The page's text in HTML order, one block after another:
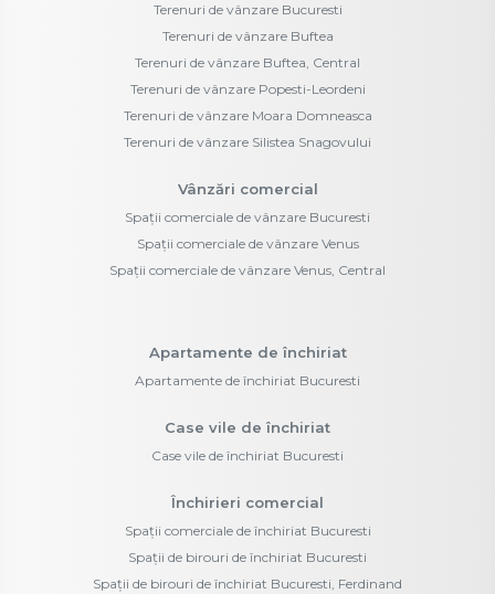
Terenuri de vânzare Bucuresti
Terenuri de vânzare Buftea
Terenuri de vânzare Buftea, Central
Terenuri de vânzare Popesti-Leordeni
Terenuri de vânzare Moara Domneasca
Terenuri de vânzare Silistea Snagovului
Vânzări comercial
Spații comerciale de vânzare Bucuresti
Spații comerciale de vânzare Venus
Spații comerciale de vânzare Venus, Central
Apartamente de închiriat
Apartamente de închiriat Bucuresti
Case vile de închiriat
Case vile de închiriat Bucuresti
Închirieri comercial
Spații comerciale de închiriat Bucuresti
Spații de birouri de închiriat Bucuresti
Spații de birouri de închiriat Bucuresti, Ferdinand